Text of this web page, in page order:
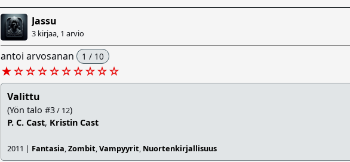
Jassu
3 kirjaa, 1 arvio
antoi arvosanan 1 / 10
★☆☆☆☆☆☆☆☆☆
Valittu
(Yön talo #3/ 12)
P. C. Cast, Kristin Cast
2011 | Fantasia,Zombit,Vampyyrit, Nuortenkirjallisuus